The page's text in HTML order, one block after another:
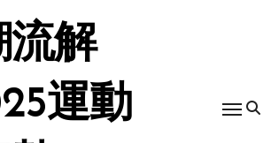
流解
運動